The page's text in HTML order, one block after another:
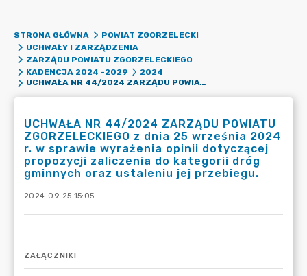
STRONA GŁÓWNA
POWIAT ZGORZELECKI
UCHWAŁY I ZARZĄDZENIA
ZARZĄDU POWIATU ZGORZELECKIEGO
KADENCJA 2024 -2029
2024
UCHWAŁA NR 44/2024 ZARZĄDU POWIATU ZGORZELECKIEGO Z DNIA 25 WRZEŚNIA 2024 R. W SPRAWIE WYRAŻENIA OPINII DOTYCZĄCEJ PROPOZYCJI ZALICZENIA DO KATEGORII DRÓG GMINNYCH ORAZ USTALENIU JEJ PRZEBIEGU.
UCHWAŁA NR 44/2024 ZARZĄDU POWIATU
ZGORZELECKIEGO z dnia 25 września 2024
r. w sprawie wyrażenia opinii dotyczącej
propozycji zaliczenia do kategorii dróg
gminnych oraz ustaleniu jej przebiegu.
2024-09-25 15:05
ZAŁĄCZNIKI